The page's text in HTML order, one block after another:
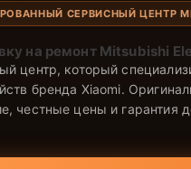
СЕРВИСНЫЙ ЦЕНТР
на ремонт Mitsubishi
центр, который
бренда Xiaomi.
честные цены и гарантия